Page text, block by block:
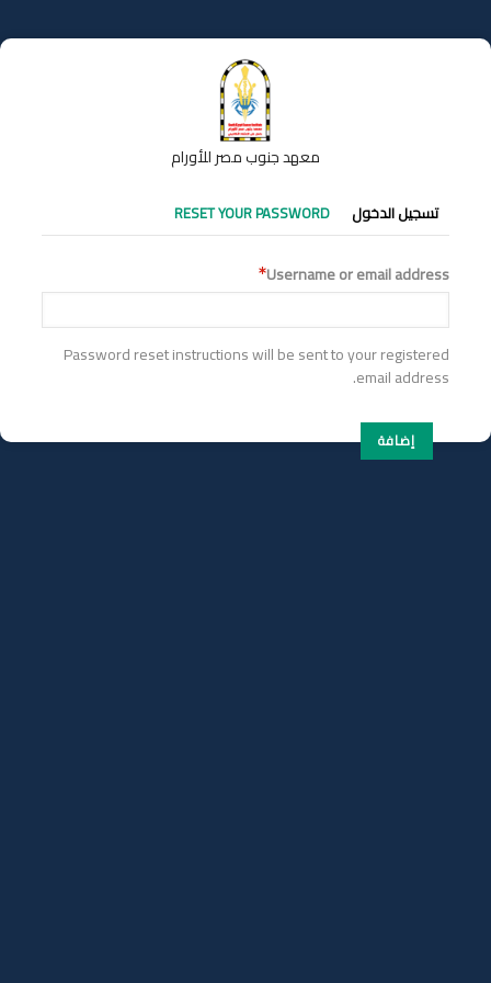
إلى
المحتوى
معهد جنوب مصر للأورام
التبويبات
الأساسية
تسجيل الدخول RESET YOUR PASSWORD
Username or email address
Password reset instructions will be sent to your registered
email address.